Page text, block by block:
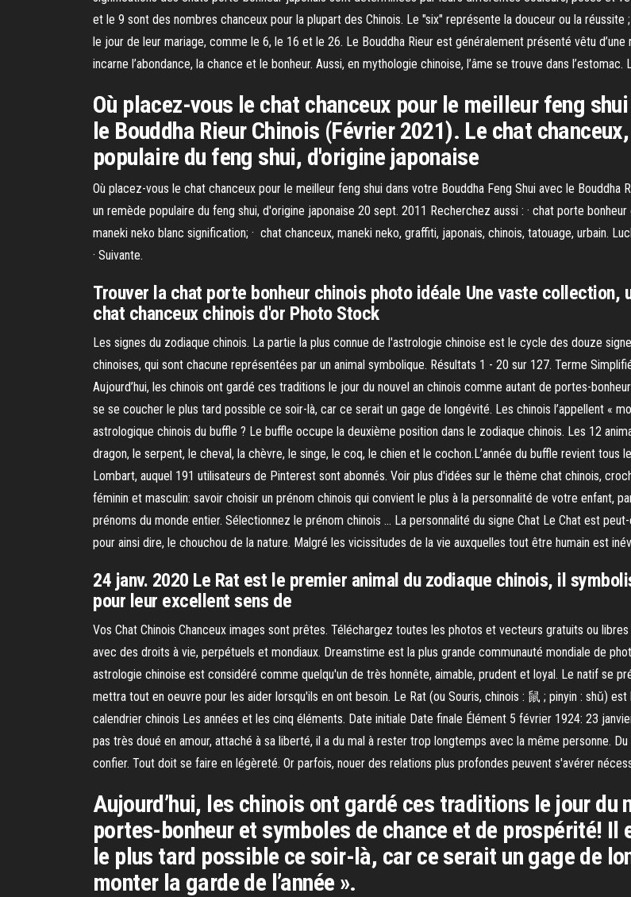
et le 9 sont des nombres chanceux pour la plupart des Chinois. Le "six" représente la douceur ou la
le jour de leur mariage, comme le 6, le 16 et le 26. Le Bouddha Rieur est généralement présenté vêtu
incarne l’abondance, la chance et le bonheur. Aussi, en mythologie chinoise, l’âme se trouve dans
Où placez-vous le chat chanceux pour le meilleur feng
le Bouddha Rieur Chinois (Février 2021). Le chat
populaire du feng shui, d'origine japonaise
Où placez-vous le chat chanceux pour le meilleur feng shui dans votre Bouddha Feng Shui avec le
un remède populaire du feng shui, d'origine japonaise 20 sept. 2011 Recherchez aussi : · chat porte
maneki neko blanc signification; · chat chanceux, maneki neko, graffiti, japonais, chinois, tatouage, urbain.
· Suivante.
Trouver la chat porte bonheur chinois photo idéale Une vaste collection,
chat chanceux chinois d'or Photo Stock
Les signes du zodiaque chinois. La partie la plus connue de l'astrologie chinoise est le cycle des douze
chinoises, qui sont chacune représentées par un animal symbolique. Résultats 1 - 20 sur 127. Terme
Aujourd’hui, les chinois ont gardé ces traditions le jour du nouvel an chinois comme autant de portes-
se se coucher le plus tard possible ce soir-là, car ce serait un gage de longévité. Les chinois l’appellent «
astrologique chinois du buffle ? Le buffle occupe la deuxième position dans le zodiaque chinois. Les 12
dragon, le serpent, le cheval, la chèvre, le singe, le coq, le chien et le cochon.L’année du buffle revient tous
Lombart, auquel 191 utilisateurs de Pinterest sont abonnés. Voir plus d'idées sur le thème chat chinois,
féminin et masculin: savoir choisir un prénom chinois qui convient le plus à la personnalité de votre enfant,
prénoms du monde entier. Sélectionnez le prénom chinois … La personnalité du signe Chat Le Chat est
pour ainsi dire, le chouchou de la nature. Malgré les vicissitudes de la vie auxquelles tout être humain est
24 janv. 2020 Le Rat est le premier animal du zodiaque chinois, il
pour leur excellent sens de
Vos Chat Chinois Chanceux images sont prêtes. Téléchargez toutes les photos et vecteurs gratuits ou
avec des droits à vie, perpétuels et mondiaux. Dreamstime est la plus grande communauté mondiale de
astrologie chinoise est considéré comme quelqu'un de très honnête, aimable, prudent et loyal. Le natif se
mettra tout en oeuvre pour les aider lorsqu'ils en ont besoin. Le Rat (ou Souris, chinois : 鼠 ; pinyin : shǔ)
calendrier chinois Les années et les cinq éléments. Date initiale Date finale Élément 5 février 1924: 23
pas très doué en amour, attaché à sa liberté, il a du mal à rester trop longtemps avec la même personne.
confier. Tout doit se faire en légèreté. Or parfois, nouer des relations plus profondes peuvent s'avérer
Aujourd’hui, les chinois ont gardé ces traditions le jour du
portes-bonheur et symboles de chance et de prospérité!
le plus tard possible ce soir-là, car ce serait un gage de
monter la garde de l’année ».